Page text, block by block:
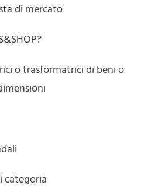
di mercato
o trasformatrici di beni o
categoria